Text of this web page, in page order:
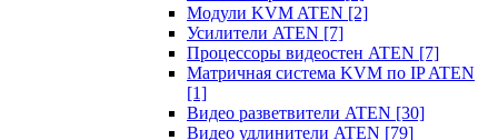
Модули KVM ATEN [2]
Усилители ATEN [7]
Процессоры видеостен ATEN [7]
Матричная система KVM по IP ATEN
[1]
Видео разветвители ATEN [30]
Видео удлинители ATEN [79]